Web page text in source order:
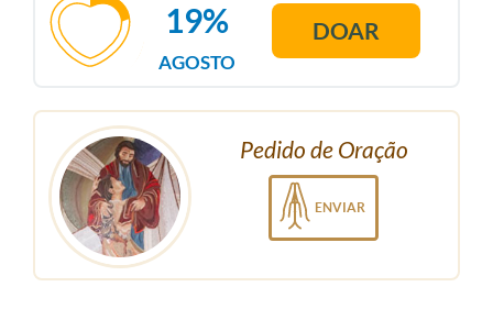
AGOSTO
19% DOAR
Pedido de Oração
ENVIAR